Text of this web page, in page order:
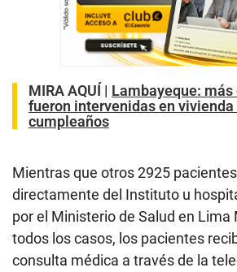
MIRA AQUÍ | Lambayeque: más
fueron intervenidas en vivienda
cumpleaños
Mientras que otros 2925
directamente del Instituto u
por el Ministerio de Salud en Lima
todos los casos, los pacientes
consulta médica a través de la